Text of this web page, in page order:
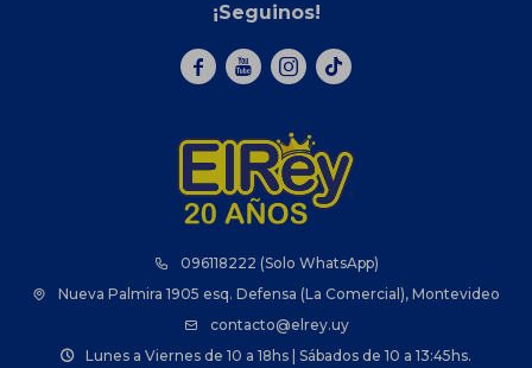
096118222 (Solo WhatsApp)
Nueva Palmira 1905 esq. Defensa (La Comercial), Montevideo
contacto@elrey.uy
Lunes a Viernes de 10 a 18hs | Sábados de 10 a 13:45hs.
¡Seguinos!
  